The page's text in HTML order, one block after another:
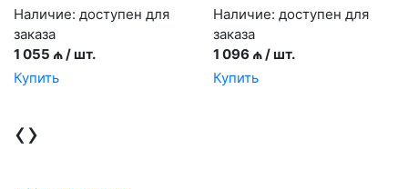
Наличие: доступен для
заказа
1 055 ₼ / шт.
Купить
Наличие: доступен для
заказа
1 096 ₼ / шт.
Купить
‹›